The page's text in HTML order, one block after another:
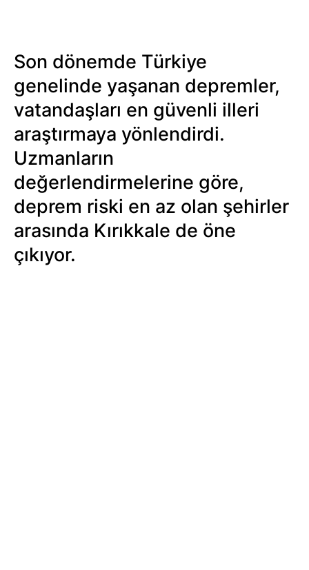
Son dönemde Türkiye
genelinde yaşanan depremler,
vatandaşları en güvenli illeri
araştırmaya yönlendirdi.
Uzmanların
değerlendirmelerine göre,
deprem riski en az olan şehirler
arasında Kırıkkale de öne
çıkıyor.